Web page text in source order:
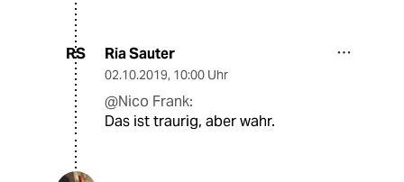
RS Ria Sauter
02.10.2019, 10:00 Uhr
@Nico Frank:
Das ist traurig, aber wahr.